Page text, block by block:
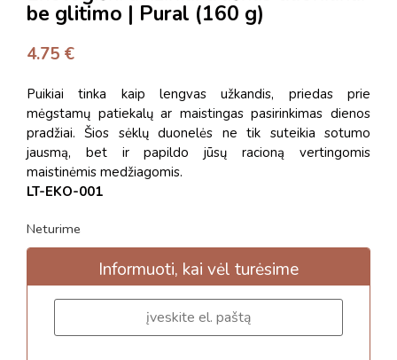
be glitimo | Pural (160 g)
4.75 €
Puikiai tinka kaip lengvas užkandis, priedas prie
mėgstamų patiekalų ar maistingas pasirinkimas dienos
pradžiai. Šios sėklų duonelės ne tik suteikia sotumo
jausmą, bet ir papildo jūsų racioną vertingomis
maistinėmis medžiagomis.
LT-EKO-001
Neturime
Informuoti, kai vėl turėsime